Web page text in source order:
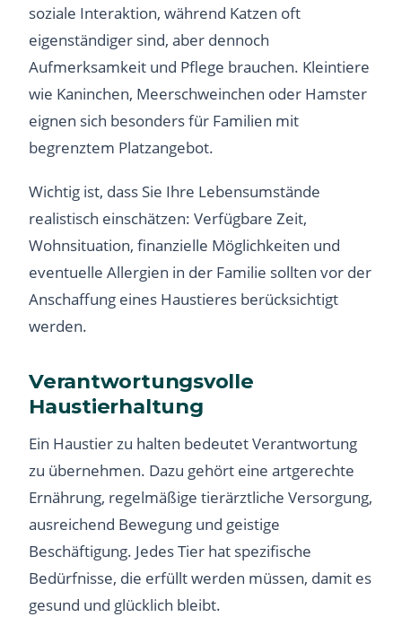
soziale Interaktion, während Katzen oft
eigenständiger sind, aber dennoch
Aufmerksamkeit und Pflege brauchen. Kleintiere
wie Kaninchen, Meerschweinchen oder Hamster
eignen sich besonders für Familien mit
begrenztem Platzangebot.
Wichtig ist, dass Sie Ihre Lebensumstände
realistisch einschätzen: Verfügbare Zeit,
Wohnsituation, finanzielle Möglichkeiten und
eventuelle Allergien in der Familie sollten vor der
Anschaffung eines Haustieres berücksichtigt
werden.
Verantwortungsvolle
Haustierhaltung
Ein Haustier zu halten bedeutet Verantwortung
zu übernehmen. Dazu gehört eine artgerechte
Ernährung, regelmäßige tierärztliche Versorgung,
ausreichend Bewegung und geistige
Beschäftigung. Jedes Tier hat spezifische
Bedürfnisse, die erfüllt werden müssen, damit es
gesund und glücklich bleibt.